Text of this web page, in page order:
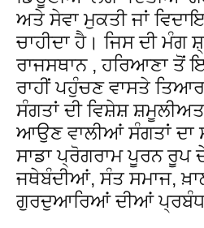
ਅਤੇ ਸੇਵਾ ਮੁਕਤੀ ਜਾਂ
ਚਾਹੀਦਾ ਹੈ। ਜਿਸ ਦੀ ਮੰਗ
ਰਾਜਸਥਾਨ , ਹਰਿਆਣਾ ਤੋਂ
ਰਾਹੀਂ ਪਹੁੰਚਣ ਵਾਸਤੇ
ਸੰਗਤਾਂ ਦੀ ਵਿਸ਼ੇਸ਼
ਆਉਣ ਵਾਲੀਆਂ ਸੰਗਤਾਂ ਦਾ
ਸਾਡਾ ਪ੍ਰੋਗਰਾਮ ਪੂਰਨ ਰੂਪ
ਜਥੇਬੰਦੀਆਂ, ਸੰਤ ਸਮਾਜ,
ਗੁਰਦੁਆਰਿਆਂ ਦੀਆਂ